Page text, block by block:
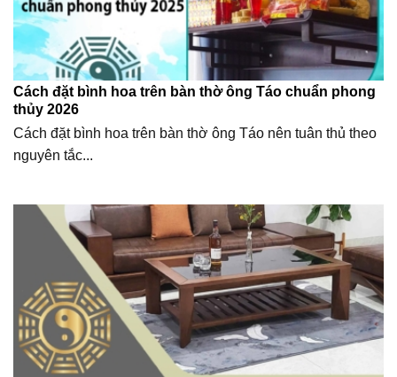
Cách đặt bình hoa trên bàn thờ ông Táo chuẩn phong
thủy 2026
Cách đặt bình hoa trên bàn thờ ông Táo nên tuân thủ theo
nguyên tắc...